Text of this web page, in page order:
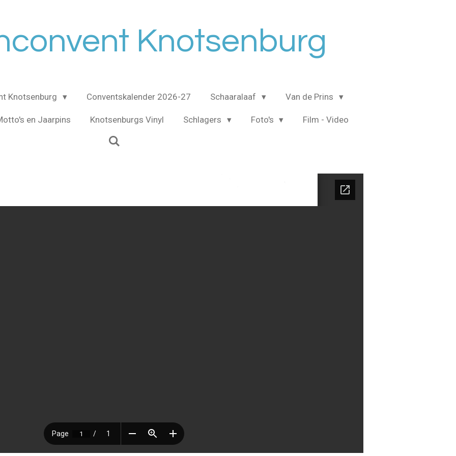
Knotsenburg
Knotsenburg Conventskalender 2026-27 Schaaralaaf Van de Prins
en Jaarpins Knotsenburgs Vinyl Schlagers Foto's Film - Video